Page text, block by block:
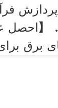
پردازش
【احصل
برق